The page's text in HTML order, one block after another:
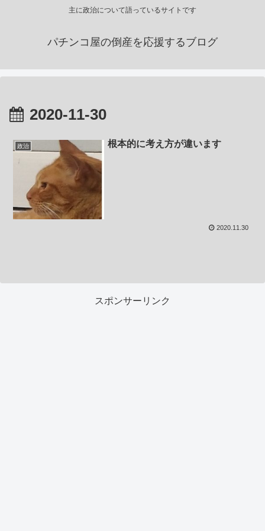
主に政治について語っているサイトです
パチンコ屋の倒産を応援するブログ
2020-11-30
政治 根本的に考え方が違います
2020.11.30
スポンサーリンク